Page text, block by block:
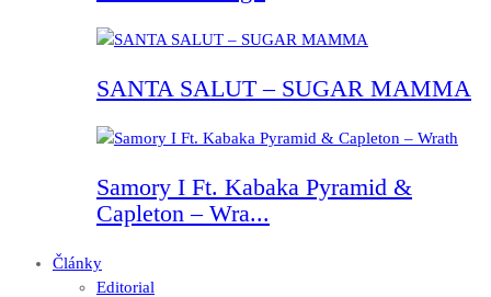
SANTA SALUT – SUGAR MAMMA
Samory I Ft. Kabaka Pyramid &
Capleton – Wra...
Články
Editorial